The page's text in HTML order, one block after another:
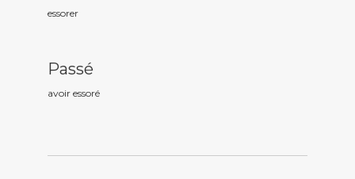
essorer
Passé
avoir essoré